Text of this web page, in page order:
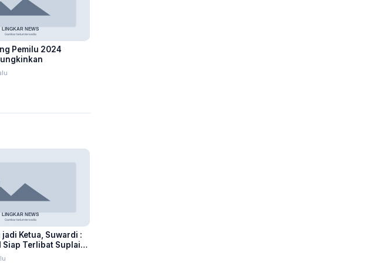
Pemilu 2024
Ketua, Suwardi :
Siap Terlibat Suplai